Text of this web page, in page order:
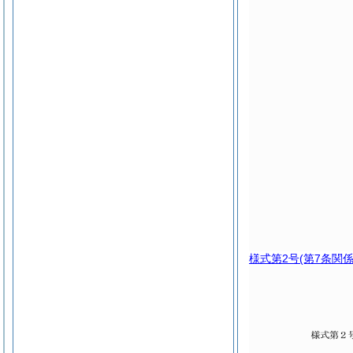
様式第2号(第7条関